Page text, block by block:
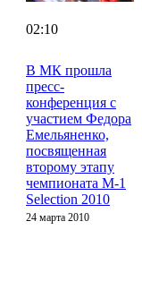
02:10
В МК прошла
пресс-
конференция с
участием Федора
Емельяненко,
посвященная
второму этапу
чемпионата M-1
Selection 2010
24 марта 2010